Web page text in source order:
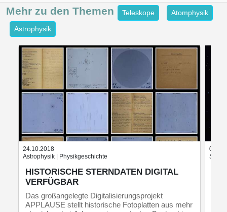
Mehr zu den Themen Teleskope
Atomphysik
Astrophysik
24.10.2018
Astrophysik | Physikgeschichte
HISTORISCHE STERNDATEN DIGITAL
VERFÜGBAR
Das großangelegte Digitalisierungsprojekt
APPLAUSE stellt historische Fotoplatten aus mehr